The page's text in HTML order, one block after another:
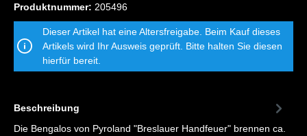
Produktnummer: 205496
Dieser Artikel hat eine Altersfreigabe. Beim Kauf dieses
Artikels wird Ihr Ausweis geprüft. Bitte halten Sie diesen
hierfür bereit.
Beschreibung
Die Bengalos von Pyroland "Breslauer Handfeuer" brennen ca.